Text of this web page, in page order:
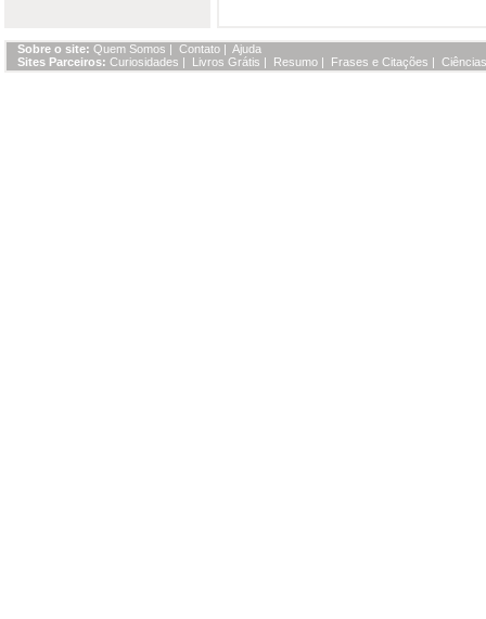
Sobre o site: Quem Somos | Contato | Ajuda
Sites Parceiros: Curiosidades | Livros Grátis | Resumo | Frases e Citações |